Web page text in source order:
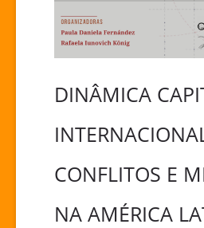
DINÂMICA
CONFLITOS E
NA AMÉRICA